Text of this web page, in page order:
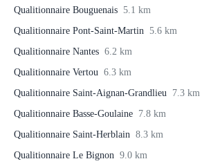
Qualitionnaire Bouguenais 5.1 km
Qualitionnaire Pont-Saint-Martin 5.6 km
Qualitionnaire Nantes 6.2 km
Qualitionnaire Vertou 6.3 km
Qualitionnaire Saint-Aignan-Grandlieu 7.3 km
Qualitionnaire Basse-Goulaine 7.8 km
Qualitionnaire Saint-Herblain 8.3 km
Qualitionnaire Le Bignon 9.0 km